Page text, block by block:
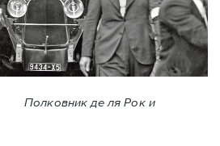
Полковник де ля Рок и